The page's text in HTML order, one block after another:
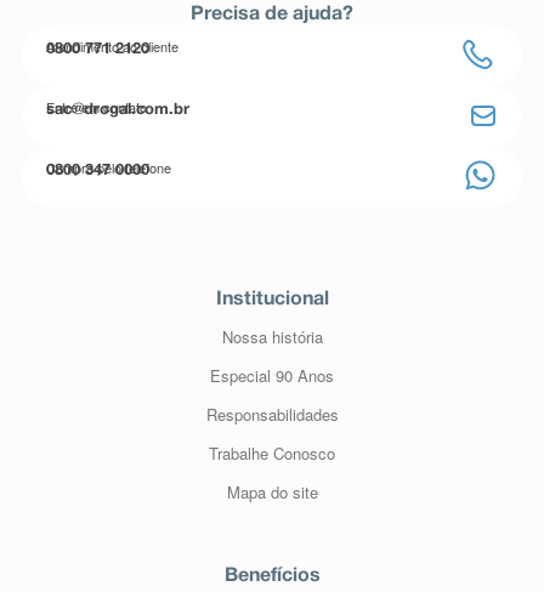
Precisa de ajuda?
Atendimento ao cliente
0800 771 2120
Entre em contato
sac@drogal.com.br
Compre pelo telefone
0800 347 0000
Institucional
Nossa história
Especial 90 Anos
Responsabilidades
Trabalhe Conosco
Mapa do site
Benefícios